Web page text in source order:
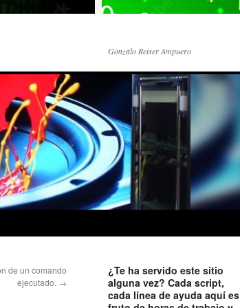
Gonzalo Reiser Ampuero
de un comando
ejecutado. →
¿Te ha servido este sitio
alguna vez? Cada script,
cada línea de ayuda aquí es